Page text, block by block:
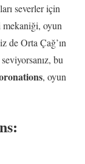
severler için
mekaniği, oyun
de Orta Çağ’ın
bu
, oyun